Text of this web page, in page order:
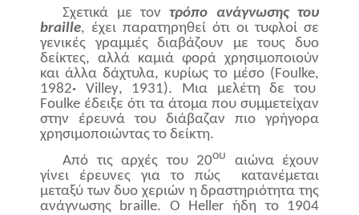
Σχετικά με τοντρόπο ανάγνωσης του
braille, έχει παρατηρηθεί ότι οι τυφλοί σε
γενικές γραμμές διαβάζουν με τους δυο
δείκτες, αλλά καμιά φορά χρησιμοποιούν
και άλλα δάχτυλα, κυρίως το μέσο (Foulke,
1982· Villey, 1931). Μια μελέτη δε του
Foulke έδειξε ότι τα άτομα που συμμετείχαν
στην έρευνά του διάβαζαν πιο γρήγορα
χρησιμοποιώντας το δείκτη.
Από τις αρχές του 20ου
αιώνα έχουν
γίνει έρευνες για το πώς
κατανέμεται
μεταξύ των δυο χεριών η δραστηριότητα της
ανάγνωσης braille. Ο Heller ήδη το 1904